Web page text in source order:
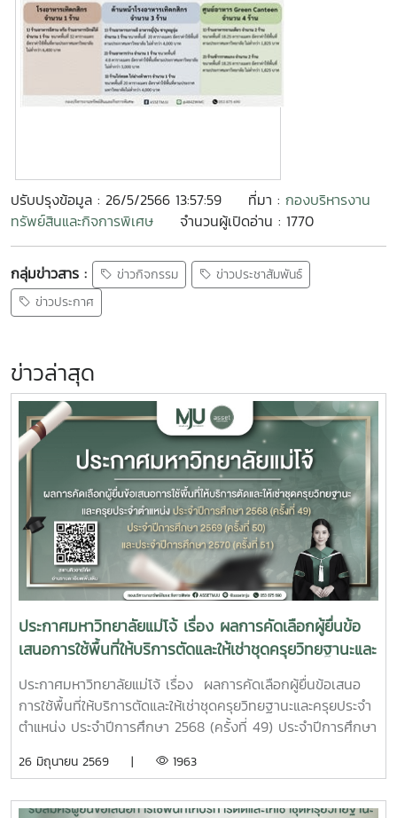
ปรับปรุงข้อมูล : 26/5/2566 13:57:59 ที่มา : กองบริหารงาน
ทรัพย์สินและกิจการพิเศษ
จำนวนผู้เปิดอ่าน : 1770
กลุ่มข่าวสาร : ข่าวกิจกรรม
ข่าวประชาสัมพันธ์
ข่าวประกาศ
ข่าวล่าสุด
ประกาศมหาวิทยาลัยแม่โจ้ เรื่อง ผลการคัดเลือกผู้ยื่นข้อ
เสนอการใช้พื้นที่ให้บริการตัดและให้เช่าชุดครุยวิทยฐานะและ
ครุยประจำตำแหน่ง ประจำปีการศึกษา 2568 (ครั้งที่ 49)
ประจำปีการศึกษา 2569 (ครั้งที่ 50) และประจำปีการ
ศึกษา 2570 (ครั้งที่ 51)
ประกาศมหาวิทยาลัยแม่โจ้ เรื่อง ผลการคัดเลือกผู้ยื่นข้อเสนอ
การใช้พื้นที่ให้บริการตัดและให้เช่าชุดครุยวิทยฐานะและครุยประจำ
ตำแหน่ง ประจำปีการศึกษา 2568 (ครั้งที่ 49) ประจำปีการศึกษา
26 มิถุนายน 2569 | 1963